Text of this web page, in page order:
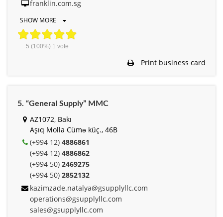
franklin.com.sg
SHOW MORE
5 (100%) 1 vote
Print business card
5. “General Supply” MMC
AZ1072, Bakı
Aşıq Molla Cümə küç., 46B
(+994 12) 4886861
(+994 12) 4886862
(+994 50) 2469275
(+994 50) 2852132
kazimzade.natalya@gsupplyllc.com
operations@gsupplyllc.com
sales@gsupplyllc.com